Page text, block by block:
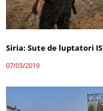
Siria: Sute de luptatori
07/03/2019